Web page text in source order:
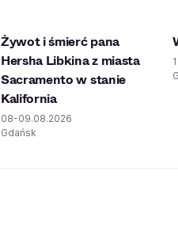
Żywot i śmierć pana
Hersha Libkina z miasta
Sacramento w stanie
Kalifornia
08-09.08.2026
Gdańsk